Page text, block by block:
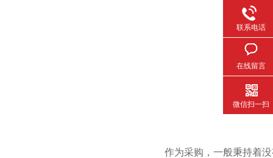
作为采购，一般秉持着没
联系电话
在线留言
微信扫一扫